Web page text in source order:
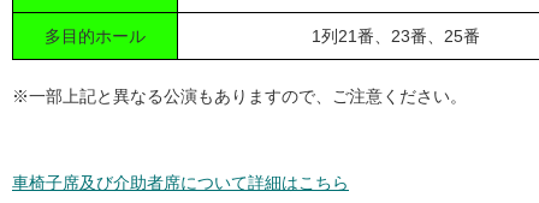
多目的ホール 1列21番、23番、25番
※一部上記と異なる公演もありますので、ご注意ください。
車椅子席及び介助者席について詳細はこちら